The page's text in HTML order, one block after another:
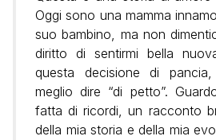
Oggi sono una mamma
suo bambino, ma non
diritto di sentirmi bella
questa decisione di
meglio dire “di petto”.
fatta di ricordi, un racconto
della mia storia e della mia